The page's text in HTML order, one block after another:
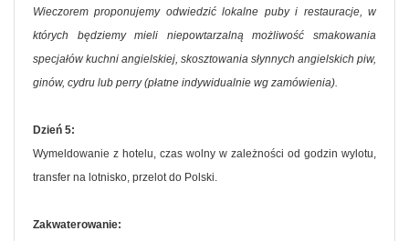
Wieczorem proponujemy odwiedzić lokalne puby i restauracje, w
których będziemy mieli niepowtarzalną możliwość smakowania
specjałów kuchni angielskiej, skosztowania słynnych angielskich piw,
ginów, cydru lub perry (płatne indywidualnie wg zamówienia).
Dzień 5:
Wymeldowanie z hotelu, czas wolny w zależności od godzin wylotu,
transfer na lotnisko, przelot do Polski.
Zakwaterowanie: